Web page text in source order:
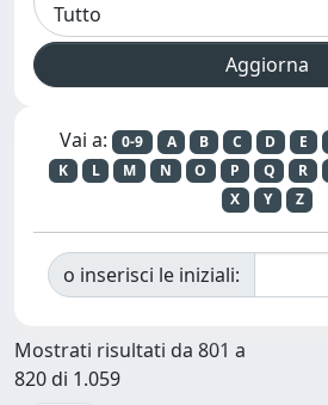
Vai a: 0-9 A B C D E
K
L M N O P Q R
X
Y Z
o inserisci le iniziali:
Mostrati risultati da 801 a
820 di 1.059